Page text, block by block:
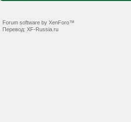
Forum software by XenForo™
Перевод: XF-Russia.ru